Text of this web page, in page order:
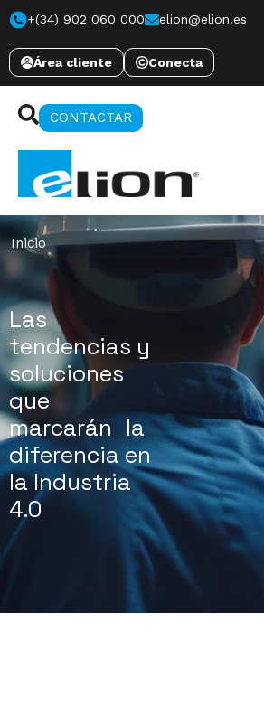
+(34) 902 060 000 elion@elion.es
Área cliente Conecta
CONTACTAR
Inicio
Las
tendencias y
soluciones
que
marcarán la
diferencia en
la Industria
4.0